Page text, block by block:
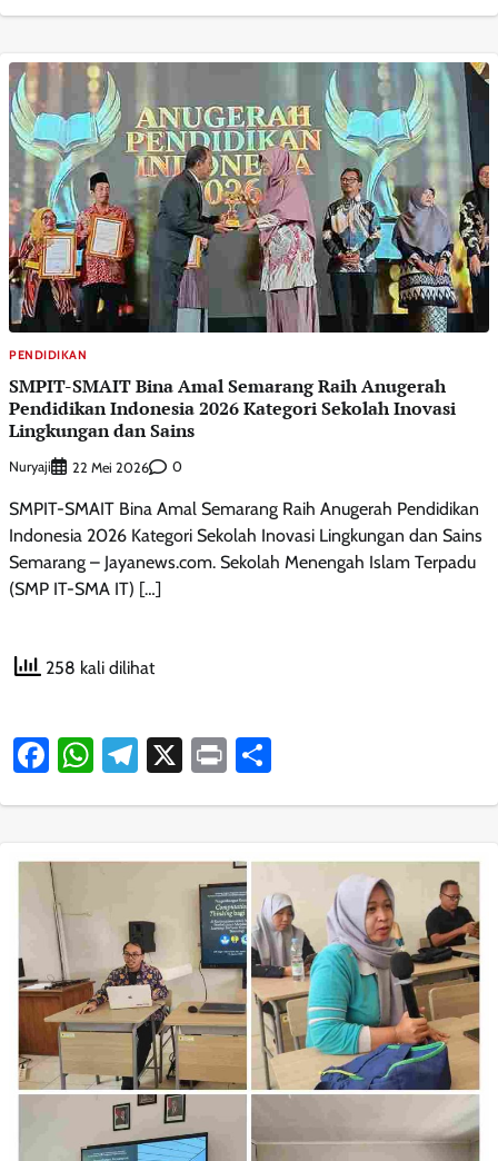
PENDIDIKAN
SMPIT-SMAIT Bina Amal Semarang Raih Anugerah
Pendidikan Indonesia 2026 Kategori Sekolah Inovasi
Lingkungan dan Sains
Nuryaji 22 Mei 2026 0
SMPIT-SMAIT Bina Amal Semarang Raih Anugerah Pendidikan
Indonesia 2026 Kategori Sekolah Inovasi Lingkungan dan Sains
Semarang – Jayanews.com. Sekolah Menengah Islam Terpadu
(SMP IT-SMA IT) […]
258 kali dilihat
Facebook
WhatsApp
Telegram
X Print